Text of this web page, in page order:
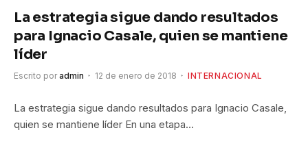
La estrategia sigue dando resultados
para Ignacio Casale, quien se mantiene
líder
Escrito por admin 12 de enero de 2018 INTERNACIONAL
La estrategia sigue dando resultados para Ignacio Casale,
quien se mantiene líder En una etapa…